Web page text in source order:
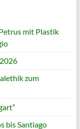
mit Plastik
zum
bis Santiago